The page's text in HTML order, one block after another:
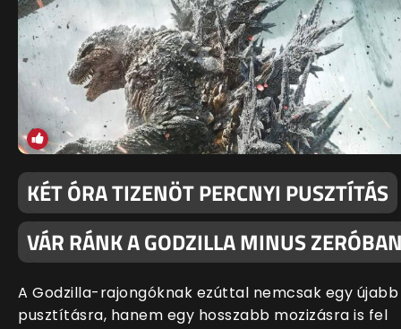
KÉT ÓRA TIZENÖT PERCNYI PUSZTÍTÁS
VÁR RÁNK A GODZILLA MINUS
A Godzilla-rajongóknak ezúttal nemcsak egy újabb
pusztításra, hanem egy hosszabb mozizásra is fel